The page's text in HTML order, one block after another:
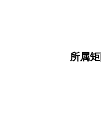
所属